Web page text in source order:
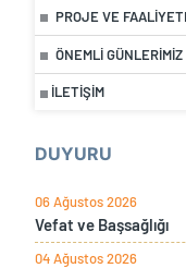
PROJE VE
ÖNEMLI GÜNLERIMIZ
İLETIŞIM
DUYURU
06 Ağustos 2026
Vefat ve Başsağlığı
04 Ağustos 2026